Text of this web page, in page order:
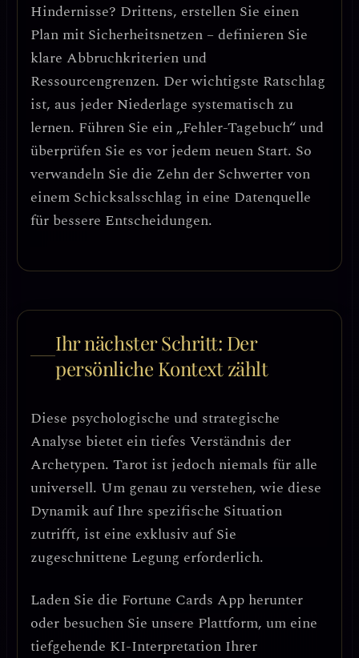
Hindernisse? Drittens, erstellen Sie einen
Plan mit Sicherheitsnetzen – definieren Sie
klare Abbruchkriterien und
Ressourcengrenzen. Der wichtigste Ratschlag
ist, aus jeder Niederlage systematisch zu
lernen. Führen Sie ein „Fehler-Tagebuch“ und
überprüfen Sie es vor jedem neuen Start. So
verwandeln Sie die Zehn der Schwerter von
einem Schicksalsschlag in eine Datenquelle
für bessere Entscheidungen.
Ihr nächster Schritt: Der
persönliche Kontext zählt
Diese psychologische und strategische
Analyse bietet ein tiefes Verständnis der
Archetypen. Tarot ist jedoch niemals für alle
universell. Um genau zu verstehen, wie diese
Dynamik auf Ihre spezifische Situation
zutrifft, ist eine exklusiv auf Sie
zugeschnittene Legung erforderlich.
Laden Sie die Fortune Cards App herunter
oder besuchen Sie unsere Plattform, um eine
tiefgehende KI-Interpretation Ihrer